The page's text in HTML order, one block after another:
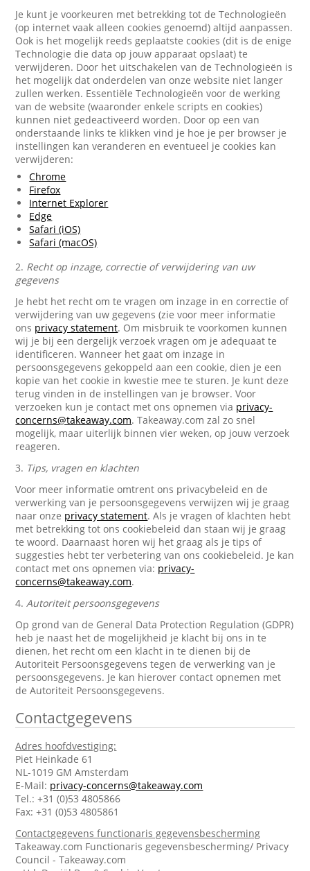
Je kunt je voorkeuren met betrekking tot de Technologieën
(op internet vaak alleen cookies genoemd) altijd aanpassen.
Ook is het mogelijk reeds geplaatste cookies (dit is de enige
Technologie die data op jouw apparaat opslaat) te
verwijderen. Door het uitschakelen van de Technologieën is
het mogelijk dat onderdelen van onze website niet langer
zullen werken. Essentiële Technologieën voor de werking
van de website (waaronder enkele scripts en cookies)
kunnen niet gedeactiveerd worden. Door op een van
onderstaande links te klikken vind je hoe je per browser je
instellingen kan veranderen en eventueel je cookies kan
verwijderen:
Chrome
Firefox
Internet Explorer
Edge
Safari (iOS)
Safari (macOS)
2. Recht op inzage, correctie of verwijdering van uw
gegevens
Je hebt het recht om te vragen om inzage in en correctie of
verwijdering van uw gegevens (zie voor meer informatie
ons privacy statement. Om misbruik te voorkomen kunnen
wij je bij een dergelijk verzoek vragen om je adequaat te
identificeren. Wanneer het gaat om inzage in
persoonsgegevens gekoppeld aan een cookie, dien je een
kopie van het cookie in kwestie mee te sturen. Je kunt deze
terug vinden in de instellingen van je browser. Voor
verzoeken kun je contact met ons opnemen via privacy-
concerns@takeaway.com. Takeaway.com zal zo snel
mogelijk, maar uiterlijk binnen vier weken, op jouw verzoek
reageren.
3. Tips, vragen en klachten
Voor meer informatie omtrent ons privacybeleid en de
verwerking van je persoonsgegevens verwijzen wij je graag
naar onze privacy statement. Als je vragen of klachten hebt
met betrekking tot ons cookiebeleid dan staan wij je graag
te woord. Daarnaast horen wij het graag als je tips of
suggesties hebt ter verbetering van ons cookiebeleid. Je kan
contact met ons opnemen via: privacy-
concerns@takeaway.com.
4.Autoriteit persoonsgegevens
Op grond van de General Data Protection Regulation (GDPR)
heb je naast het de mogelijkheid je klacht bij ons in te
dienen, het recht om een klacht in te dienen bij de
Autoriteit Persoonsgegevens tegen de verwerking van je
persoonsgegevens. Je kan hierover contact opnemen met
de Autoriteit Persoonsgegevens.
Contactgegevens
Adres hoofdvestiging:
Piet Heinkade 61
NL-1019 GM Amsterdam
E-Mail: privacy-concerns@takeaway.com
Tel.: +31 (0)53 4805866
Fax: +31 (0)53 4805861
Contactgegevens functionaris gegevensbescherming
Takeaway.com Functionaris gegevensbescherming/ Privacy
Council - Takeaway.com